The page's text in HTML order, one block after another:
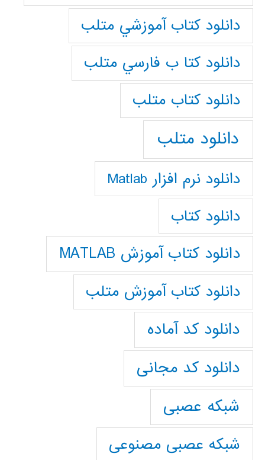
دانلود كتاب آموزشي متلب
دانلود كتا ب فارسي متلب
دانلود كتاب متلب
دانلود متلب
دانلود نرم افزار Matlab
دانلود کتاب
دانلود کتاب آموزش MATLAB
دانلود کتاب آموزش متلب
دانلود کد آماده
دانلود کد مجانی
شبکه عصبی
شبکه عصبی مصنوعی